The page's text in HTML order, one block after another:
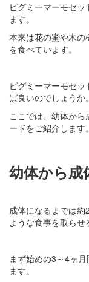
ピグミーマーモセ
ます。
本来は花の蜜や木
を食べています。
ピグミーマーモセ
ば良いのでしょうか。
ここでは、幼体か
ードをご紹介します。
幼体から成
成体になるまでは
ような食事を取らせ
まず始めの3～4ヶ
ます。